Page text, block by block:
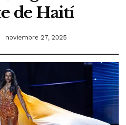
de Haití
noviembre 27, 2025